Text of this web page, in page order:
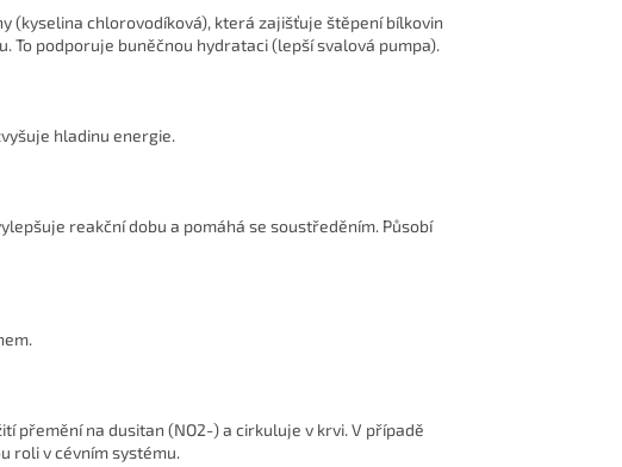
(kyselina chlorovodíková), která zajišťuje štěpení bílkovin
To podporuje buněčnou hydrataci (lepší svalová pumpa).
hladinu energie.
reakční dobu a pomáhá se soustředěním. Působí
přemění na dusitan (NO2-) a cirkuluje v krvi. V případě
roli v cévním systému.